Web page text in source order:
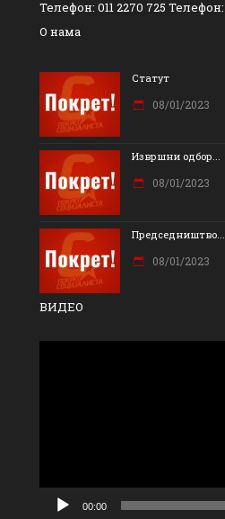
Телефон: 011 2270 725 Телефон:
О нама
Статут
08/01/2023
Извршни одбор...
08/01/2023
Председништво...
08/01/2023
ВИДЕО
00:00